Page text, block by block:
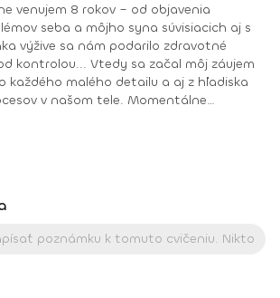
venujem 8 rokov – od objavenia
seba a môjho syna súvisiacich aj s
výžive sa nám podarilo zdravotné
kontrolou... Vtedy sa začal môj záujem
každého malého detailu a aj z hľadiska
našom tele. Momentálne
výživa ľudí na SPU Nitra, Fakulta
zdrojov. Moja kvalifikácia na
výživových